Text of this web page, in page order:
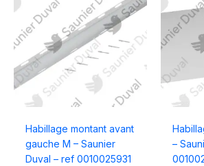
Habillage montant avant
gauche M – Saunier
Duval – ref 0010025931
–